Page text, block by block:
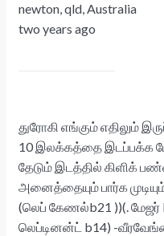
newton, qld, Australia
two years ago
துரோகி எங்கும் எதிலும்
10 இலக்கத்தை இடப்பக்க
தேடும் இடத்தில் கிளிக்
அனைத்தையும் பார்க
(லெப் கேணல்b21 ))(. மேஜர்
லெப்டினன்ட் b14) -